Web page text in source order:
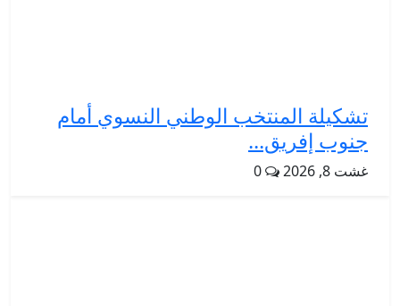
تشكيلة المنتخب الوطني النسوي أمام
جنوب إفريق...
غشت 8, 2026 0